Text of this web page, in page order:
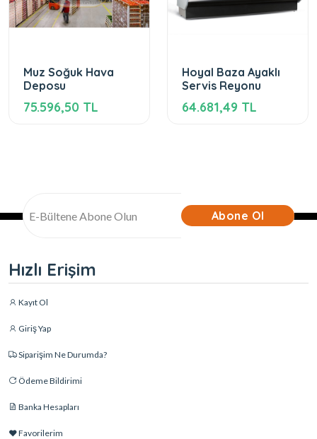
Muz Soğuk Hava
Deposu
75.596,50 TL
Hoyal Baza Ayaklı
Servis Reyonu
64.681,49 TL
Abone Ol
Hızlı Erişim
Kayıt Ol
Giriş Yap
Siparişim Ne Durumda?
Ödeme Bildirimi
Banka Hesapları
Favorilerim